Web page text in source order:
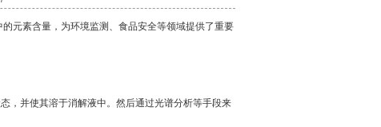
元素含量，为环境监测、食品安全等领域提供了重要
并使其溶于消解液中。然后通过光谱分析等手段来